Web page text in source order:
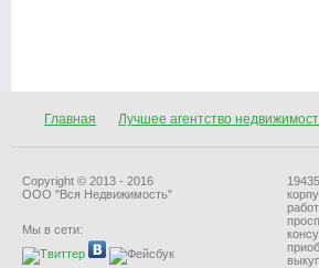
Главная Лучшее агентство
Copyright © 2013 - 2016
ООО "Вся Недвижимость"
Мы в сети: